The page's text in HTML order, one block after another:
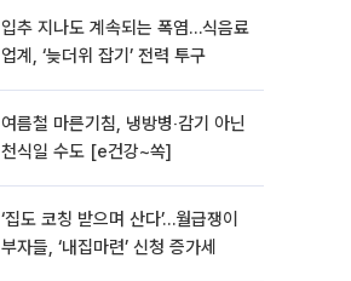
입추 지나도 계속되는 폭염…식음료
업계, ‘늦더위 잡기’ 전력 투구
여름철 마른기침, 냉방병‧감기 아닌
천식일 수도 [e건강~쏙]
‘집도 코칭 받으며 산다’…월급쟁이
부자들, ‘내집마련’ 신청 증가세